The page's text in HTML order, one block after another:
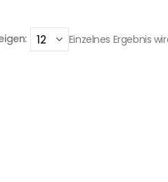
Einzelnes Ergebnis